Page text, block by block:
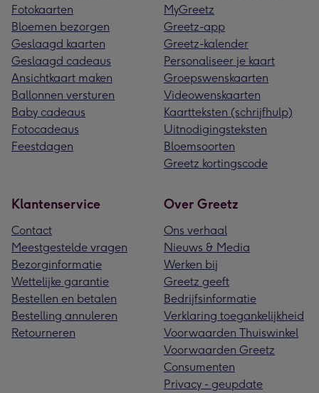
Fotokaarten
Bloemen bezorgen
Geslaagd kaarten
Geslaagd cadeaus
Ansichtkaart maken
Ballonnen versturen
Baby cadeaus
Fotocadeaus
Feestdagen
MyGreetz
Greetz-app
Greetz-kalender
Personaliseer je kaart
Groepswenskaarten
Videowenskaarten
Kaartteksten (schrijfhulp)
Uitnodigingsteksten
Bloemsoorten
Greetz kortingscode
Klantenservice
Contact
Meestgestelde vragen
Bezorginformatie
Wettelijke garantie
Bestellen en betalen
Bestelling annuleren
Retourneren
Over Greetz
Ons verhaal
Nieuws & Media
Werken bij
Greetz geeft
Bedrijfsinformatie
Verklaring toegankelijkheid
Voorwaarden Thuiswinkel
Voorwaarden Greetz
Consumenten
Privacy - geupdate